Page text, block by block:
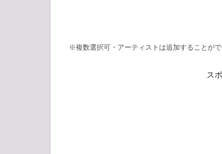
※複数選択可・アーティストは追加することが
ス